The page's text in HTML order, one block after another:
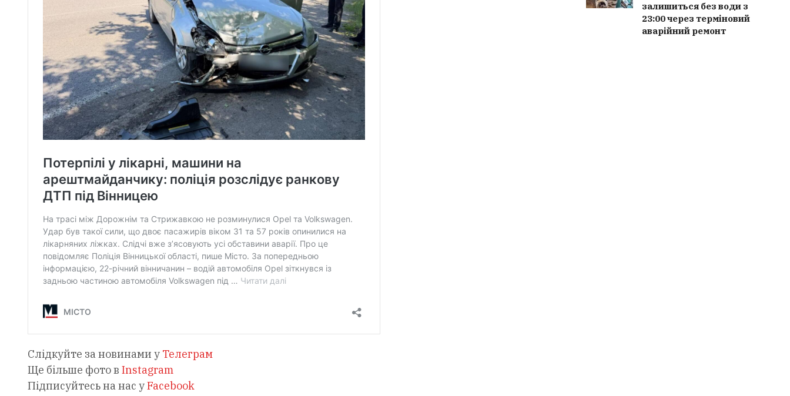
Слідкуйте за новинами у Телеграм
Ще більше фото в Instagram
Підписуйтесь на нас уFacebook
залишиться без води з
23:00 через терміновий
аварійний ремонт